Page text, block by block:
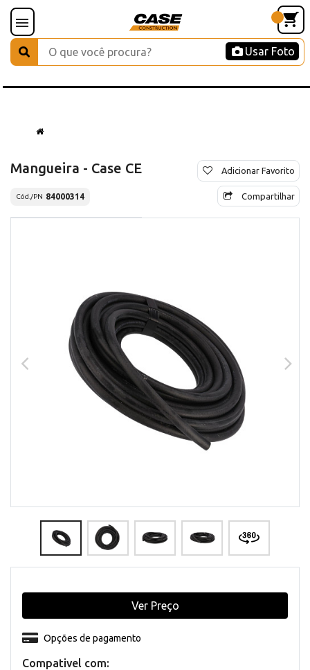
Usar Foto
Mangueira - Case CE
Cód./PN 84000314
Adicionar Favorito
Compartilhar
Compativel com:
Opções de pagamento
Ver Preço